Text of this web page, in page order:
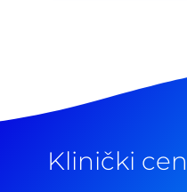
Klinički